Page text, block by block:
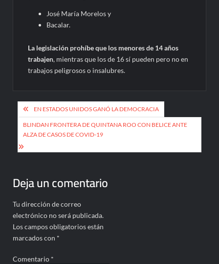
José María Morelos y
Bacalar.
La legislación prohíbe que los menores de 14 años
trabajen, mientras que los de 16 sí pueden pero no en
trabajos peligrosos o insalubres.
Navegación
de
entradas
EN ESTADOS UNIDOS GANÓ LA DEMOCRACIA
BLINDAN FRONTERA DE QUINTANA ROO CON BELICE ANTE
ALZA DE CASOS DE COVID-19
Deja un comentario
Tu dirección de correo
electrónico no será publicada.
Los campos obligatorios están
marcados con *
Comentario *